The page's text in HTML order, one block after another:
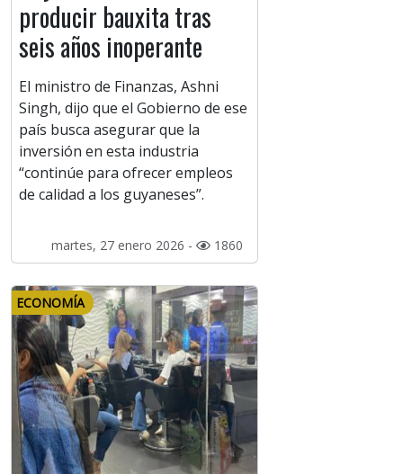
producir bauxita tras
seis años inoperante
El ministro de Finanzas, Ashni
Singh, dijo que el Gobierno de ese
país busca asegurar que la
inversión en esta industria
“continúe para ofrecer empleos
de calidad a los guyaneses”.
martes, 27 enero 2026 - 1860
ECONOMÍA